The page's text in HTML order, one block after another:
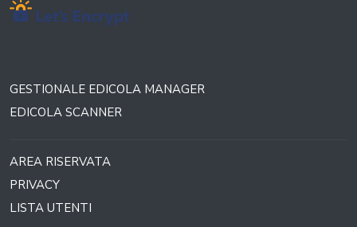
GESTIONALE EDICOLA MANAGER
EDICOLA SCANNER
AREA RISERVATA
PRIVACY
LISTA UTENTI